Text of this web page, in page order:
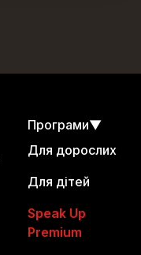
Програми▼
Для дорослих
Для дітей
Speak Up
Premium